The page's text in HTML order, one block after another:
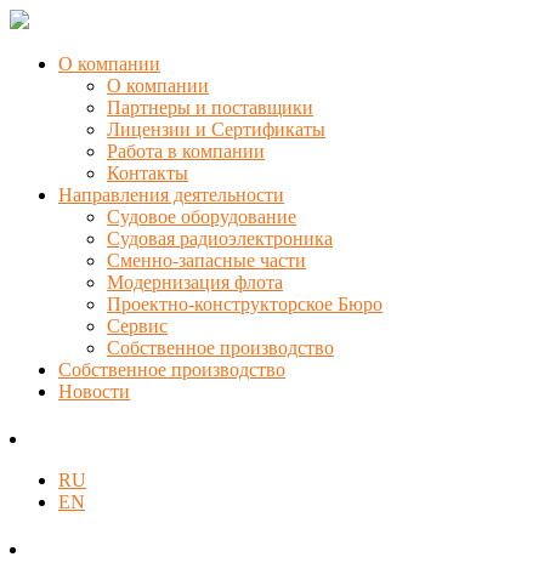
О компании
О компании
Партнеры и поставщики
Лицензии и Сертификаты
Работа в компании
Контакты
Направления деятельности
Судовое оборудование
Судовая радиоэлектроника
Сменно-запасные части
Модернизация флота
Проектно-конструкторское Бюро
Сервис
Собственное производство
Собственное производство
Новости
RU
EN